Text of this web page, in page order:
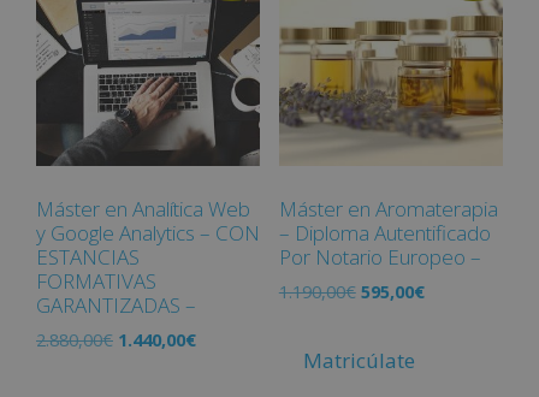
Máster en Analítica Web
y Google Analytics – CON
ESTANCIAS
FORMATIVAS
GARANTIZADAS –
2.880,00€ 1.440,00€
Máster en Aromaterapia
– Diploma Autentificado
Por Notario Europeo –
1.190,00€ 595,00€
Matricúlate